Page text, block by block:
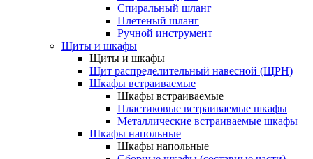
Спиральный шланг
Плетеный шланг
Ручной инструмент
Щиты и шкафы
Щиты и шкафы
Щит распределительный навесной (ЩРН)
Шкафы встраиваемые
Шкафы встраиваемые
Пластиковые встраиваемые шкафы
Металлические встраиваемые шкафы
Шкафы напольные
Шкафы напольные